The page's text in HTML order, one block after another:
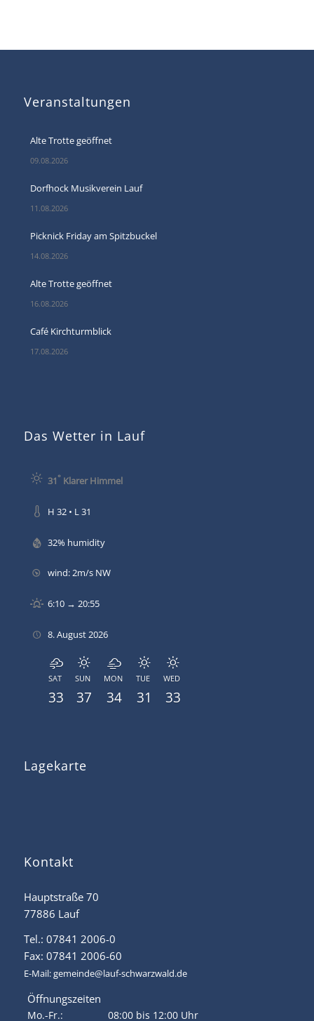
Veranstaltungen
Alte Trotte geöffnet
09.08.2026
Dorfhock Musikverein Lauf
11.08.2026
Picknick Friday am Spitzbuckel
14.08.2026
Alte Trotte geöffnet
16.08.2026
Café Kirchturmblick
17.08.2026
Das Wetter in Lauf
31°Klarer Himmel
H 32 • L 31
32% humidity
wind: 2m/s NW
6:10 → 20:55
8. August 2026
SAT
33
SUN
37
MON
34
TUE
31
WED
33
Lagekarte
Kontakt
Hauptstraße 70
77886 Lauf
Tel.: 07841 2006-0
Fax: 07841 2006-60
E-Mail:gemeinde@lauf-schwarzwald.de
Öffnungszeiten
Mo.-Fr.: 08:00 bis 12:00 Uhr